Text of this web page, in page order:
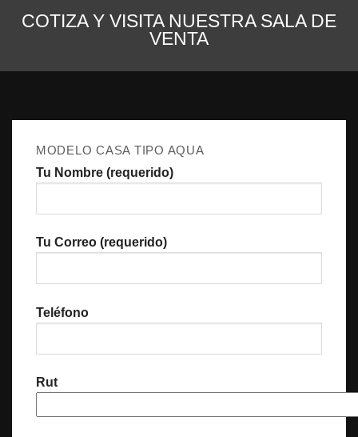
COTIZA Y VISITA NUESTRA SALA DE
VENTA
MODELO CASA TIPO AQUA
Tu Nombre (requerido)
Tu Correo (requerido)
Teléfono
Rut